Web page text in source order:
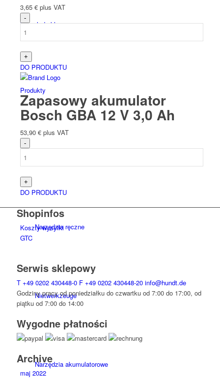
Przegląd sklepu
Produkty
Narzędzia ręczne
Niet­werk­zeuge
Narzędzia akumulatorowe
3,65 € plus VAT
DO PRODUKTU
Zapasowy akumulator
Bosch GBA 12 V 3,0 Ah
53,90 € plus VAT
DO PRODUKTU
Shopinfos
Koszty wysyłki
GTC
Serwis sklepowy
T +49 0202 430448-0 F +49 0202 430448-20 info@hundt.de
Godziny pracy od poniedziałku do czwartku od 7:00 do 17:00, od
piątku od 7:00 do 14:00
Wygodne płatności
Archive
maj 2022